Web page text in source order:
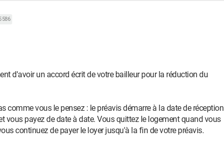
586
d'avoir un accord écrit de votre bailleur pour la réduction du
comme vous le pensez : le préavis démarre à la date de réception
vous payez de date à date. Vous quittez le logement quand vous
continuez de payer le loyer jusqu'à la fin de votre préavis.